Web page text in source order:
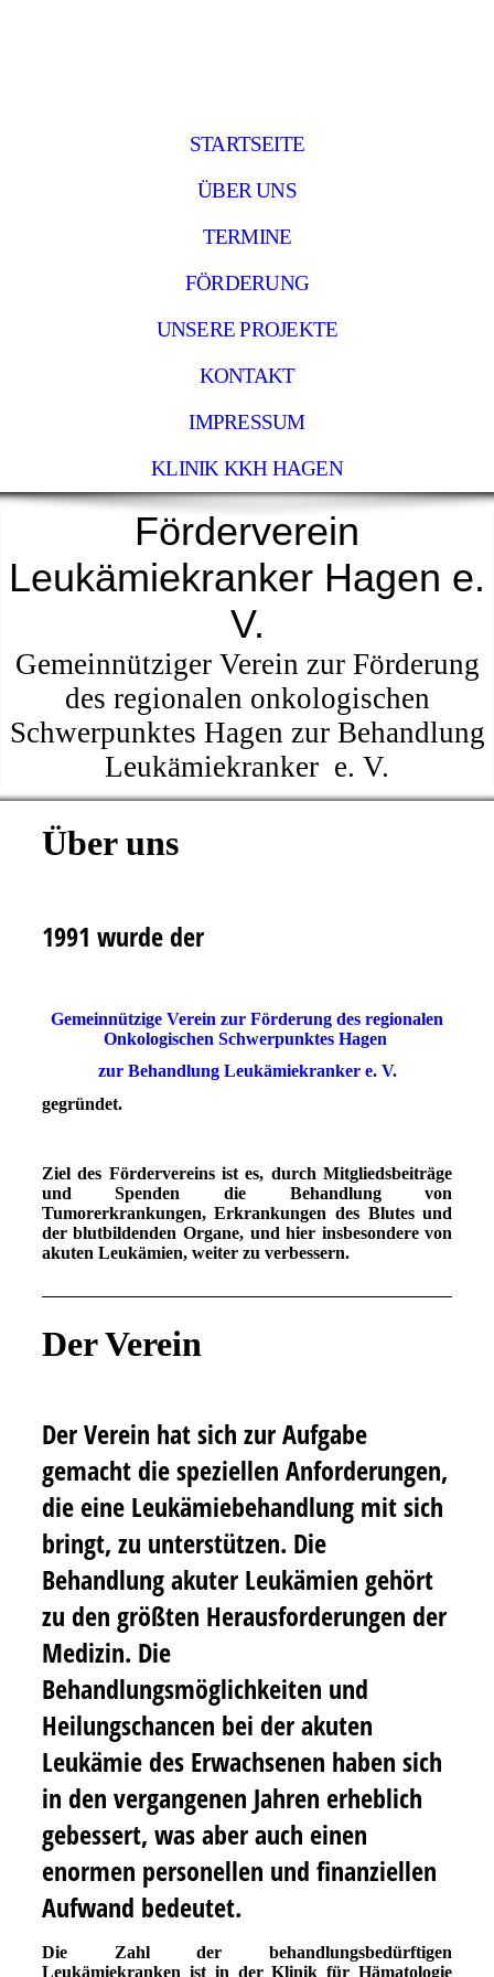
STARTSEITE
ÜBER UNS
TERMINE
FÖRDERUNG
UNSERE PROJEKTE
KONTAKT
IMPRESSUM
KLINIK KKH HAGEN
Förderverein
Leukämiekranker Hagen e.
V.
Gemeinnütziger Verein zur Förderung
des regionalen onkologischen
Schwerpunktes Hagen zur Behandlung
Leukämiekranker e. V.
Über uns
1991 wurde der
Gemeinnützige Verein zur Förderung des regionalen
Onkologischen Schwerpunktes Hagen
zur Behandlung Leukämiekranker e. V.
gegründet.
Ziel des Fördervereins ist es, durch Mitgliedsbeiträge
und Spenden die Behandlung von
Tumorerkrankungen, Erkrankungen des Blutes und
der blutbildenden Organe, und hier insbesondere von
akuten Leukämien, weiter zu verbessern.
Der Verein
Der Verein hat sich zur Aufgabe
gemacht die speziellen Anforderungen,
die eine Leukämiebehandlung mit sich
bringt, zu unterstützen. Die
Behandlung akuter Leukämien gehört
zu den größten Herausforderungen der
Medizin. Die
Behandlungsmöglichkeiten und
Heilungschancen bei der akuten
Leukämie des Erwachsenen haben sich
in den vergangenen Jahren erheblich
gebessert, was aber auch einen
enormen personellen und finanziellen
Aufwand bedeutet.
Die Zahl der behandlungsbedürftigen
Leukämiekranken ist in der Klinik für Hämatologie